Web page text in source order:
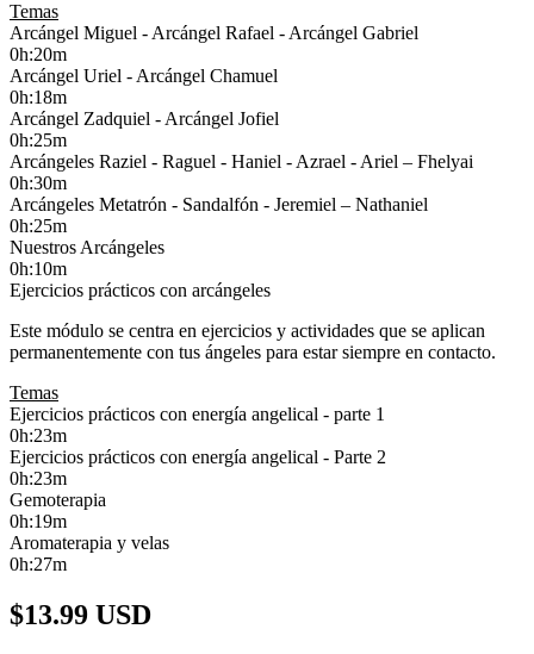
Temas
Arcángel Miguel - Arcángel Rafael - Arcángel Gabriel
0h:20m
Arcángel Uriel - Arcángel Chamuel
0h:18m
Arcángel Zadquiel - Arcángel Jofiel
0h:25m
Arcángeles Raziel - Raguel - Haniel - Azrael - Ariel – Fhelyai
0h:30m
Arcángeles Metatrón - Sandalfón - Jeremiel – Nathaniel
0h:25m
Nuestros Arcángeles
0h:10m
Ejercicios prácticos con arcángeles
Este módulo se centra en ejercicios y actividades que se aplican
permanentemente con tus ángeles para estar siempre en contacto.
Temas
Ejercicios prácticos con energía angelical - parte 1
0h:23m
Ejercicios prácticos con energía angelical - Parte 2
0h:23m
Gemoterapia
0h:19m
Aromaterapia y velas
0h:27m
$13.99 USD